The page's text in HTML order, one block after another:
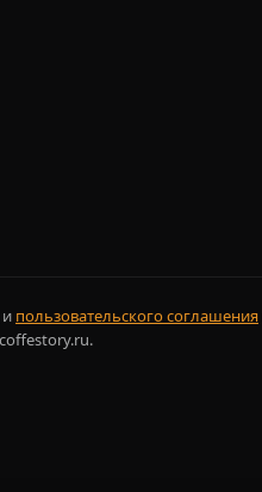
и пользовательского соглашения